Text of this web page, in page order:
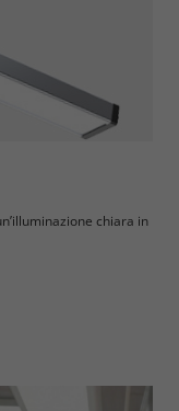
chiara in